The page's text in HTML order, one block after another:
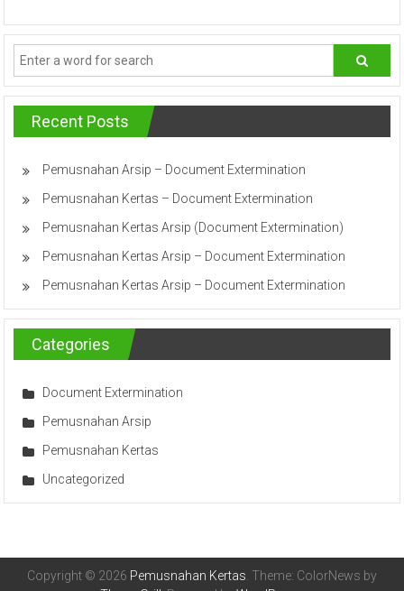
Recent Posts
Pemusnahan Arsip – Document Extermination
Pemusnahan Kertas – Document Extermination
Pemusnahan Kertas Arsip (Document Extermination)
Pemusnahan Kertas Arsip – Document Extermination
Pemusnahan Kertas Arsip – Document Extermination
Categories
Document Extermination
Pemusnahan Arsip
Pemusnahan Kertas
Uncategorized
Copyright © 2026 Pemusnahan Kertas . Theme: ColorNews by